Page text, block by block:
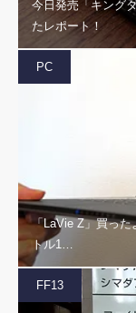
今日発売「キング
たレポート！
PC
「LaVie Z」買っ
トル1…
FF13